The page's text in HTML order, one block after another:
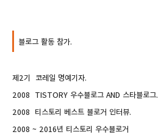
블로그 활동 참가.
제2기 코레일 명예기자.
2008 TISTORY 우수블로그 AND 스타블로그.
2008 티스토리 베스트 블로거 인터뷰.
2008 ~ 2016년 티스토리 우수블로거